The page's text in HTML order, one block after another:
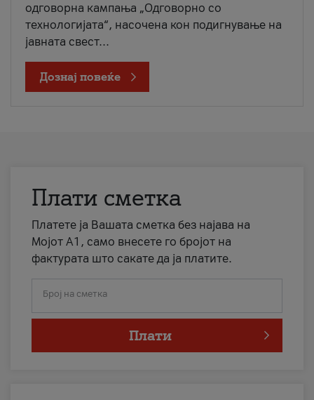
одговорна кампања „Одговорно со
технологијата“, насочена кон подигнување на
јавната свест...
Дознај повеќе
Плати сметка
Платете ја Вашата сметка без најава на
Мојот А1, само внесете го бројот на
фактурата што сакате да ја платите.
Број на сметка
Плати